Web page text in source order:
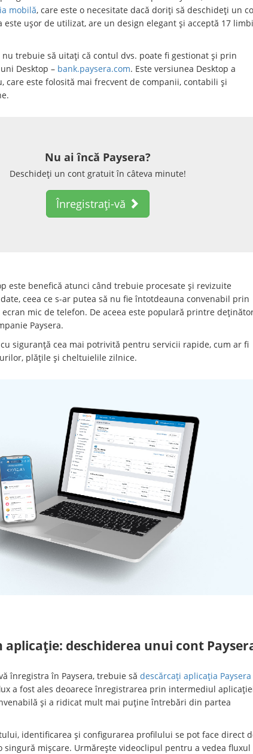
mobilă, care este o necesitate dacă doriți să deschideți un
este ușor de utilizat, are un design elegant și acceptă 17 limbi
nu trebuie să uitați că contul dvs. poate fi gestionat și prin
Desktop – bank.paysera.com. Este versiunea Desktop a
care este folosită mai frecvent de companii, contabili și
Nu ai încă Paysera?
Deschideți un cont gratuit în câteva minute!
Înregistrați-vă
este benefică atunci când trebuie procesate și revizuite
ceea ce s-ar putea să nu fie întotdeauna convenabil prin
mic de telefon. De aceea este populară printre
Paysera.
siguranță cea mai potrivită pentru servicii rapide, cum ar fi
plățile și cheltuielile zilnice.
deschiderea unui cont
înregistra în Paysera, trebuie să descărcați aplicația Paysera
a fost ales deoarece înregistrarea prin intermediul
și a ridicat mult mai puține întrebări din partea
identificarea și configurarea profilului se pot face direct
mișcare. Urmărește videoclipul pentru a vedea fluxul